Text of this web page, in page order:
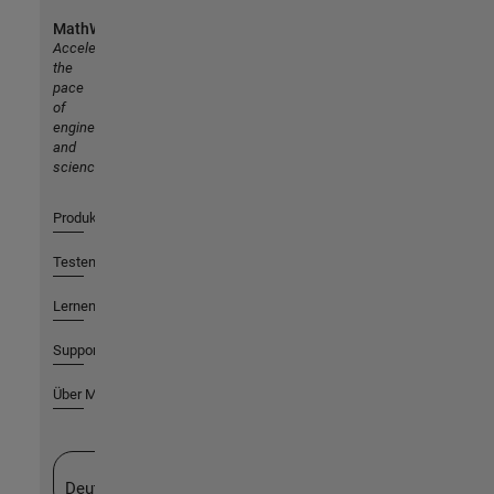
MathWorks
Accelerating
the
pace
of
engineering
and
science
Produkte
Testen oder Kaufen
Lernen
Support
Über MathWorks
Deutschland